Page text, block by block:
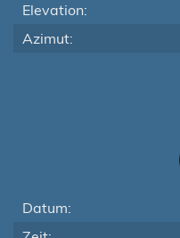
Elevation:
Azimut:
Datum: